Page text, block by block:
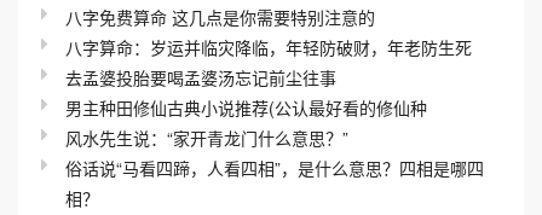
八字免费算命 这几点是你需要特别注意的
八字算命：岁运并临灾降临，年轻防破财，年老防生死
去孟婆投胎要喝孟婆汤忘记前尘往事
男主种田修仙古典小说推荐(公认最好看的修仙种
风水先生说：“家开青龙门什么意思？”
俗话说“马看四蹄，人看四相”，是什么意思？四相是哪四
相？